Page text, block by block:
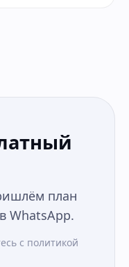
план
WhatsApp.
с политикой